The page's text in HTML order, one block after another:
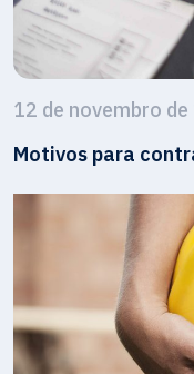
12 de novembro
Motivos para